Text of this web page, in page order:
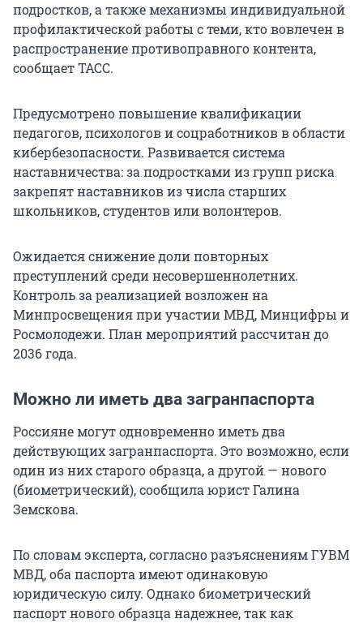
подростков, а также механизмы индивидуальной
профилактической работы с теми, кто вовлечен в
распространение противоправного контента,
сообщает ТАСС.
Предусмотрено повышение квалификации
педагогов, психологов и соцработников в области
кибербезопасности. Развивается система
наставничества: за подростками из групп риска
закрепят наставников из числа старших
школьников, студентов или волонтеров.
Ожидается снижение доли повторных
преступлений среди несовершеннолетних.
Контроль за реализацией возложен на
Минпросвещения при участии МВД, Минцифры и
Росмолодежи. План мероприятий рассчитан до
2036 года.
Можно ли иметь два загранпаспорта
Россияне могут одновременно иметь два
действующих загранпаспорта. Это возможно, если
один из них старого образца, а другой — нового
(биометрический), сообщила юрист Галина
Земскова.
По словам эксперта, согласно разъяснениям ГУВМ
МВД, оба паспорта имеют одинаковую
юридическую силу. Однако биометрический
паспорт нового образца надежнее, так как